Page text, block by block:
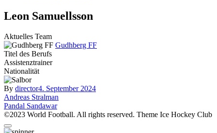
Leon Samuellsson
Aktuelles Team
Gudhberg FF
Titel des Berufs
Assistenztrainer
Nationalität
By director4. September 2024
Beitragsnavigation
Andreas Stralman
Pandal Sandawar
©2023 World Football. All rights reserved. Theme Ice Hockey Club